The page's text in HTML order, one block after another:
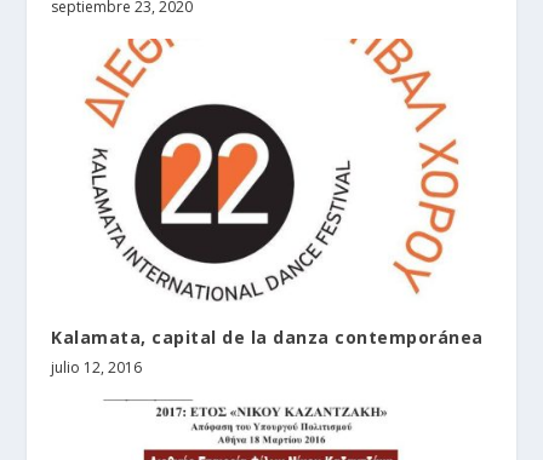
septiembre 23, 2020
Kalamata, capital de la danza contemporánea
julio 12, 2016